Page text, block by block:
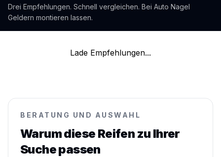
Drei Empfehlungen. Schnell vergleichen. Bei Auto Nagel
Geldern montieren lassen.
Lade Empfehlungen...
BERATUNG UND AUSWAHL
Warum diese Reifen zu Ihrer
Suche passen